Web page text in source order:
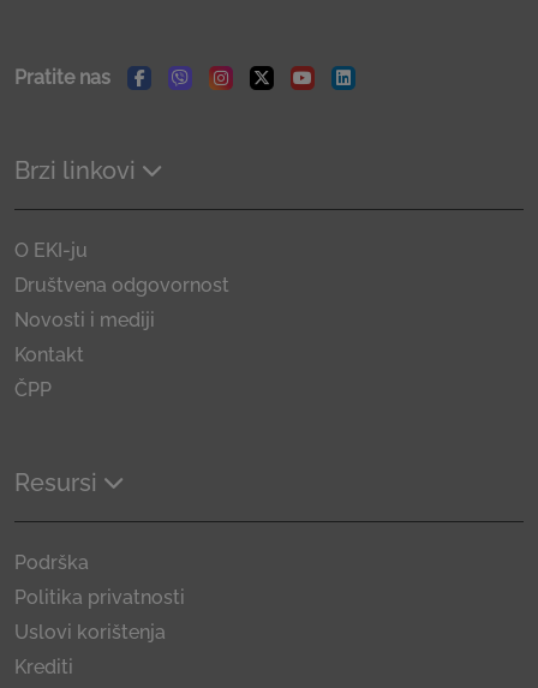
Pratite nas
Facebook
ViberInstagram
TwitterYoutubeLinkedin
Brzi linkovi
O EKI-ju
Društvena odgovornost
Novosti i mediji
Kontakt
ČPP
Resursi
Podrška
Politika privatnosti
Uslovi korištenja
Krediti